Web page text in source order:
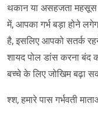
थकान या असहजता महसूस
में, आपका गर्भ बड़ा होने
है, इसलिए आपको सतर्क
शायद पोल डांस करना बंद
बच्चे के लिए जोखिम बढ़ा
श्श, हमारे पास गर्भवती